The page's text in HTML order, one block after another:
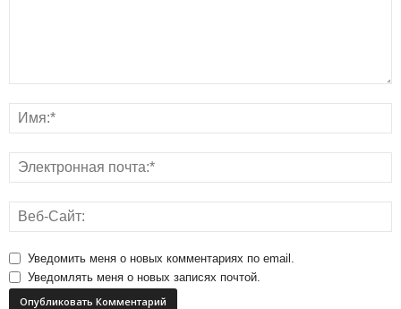
Уведомить меня о новых комментариях по email.
Уведомлять меня о новых записях почтой.